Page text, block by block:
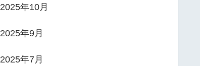
2025年10月
2025年9月
2025年7月